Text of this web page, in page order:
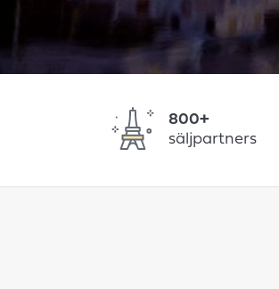
800+
säljpartners